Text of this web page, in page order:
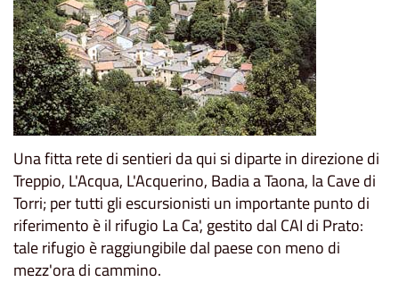
Una fitta rete di sentieri da qui si diparte in direzione di
Treppio, L'Acqua, L'Acquerino, Badia a Taona, la Cave di
Torri; per tutti gli escursionisti un importante punto di
riferimento è il rifugio La Ca', gestito dal CAI di Prato:
tale rifugio è raggiungibile dal paese con meno di
mezz'ora di cammino.